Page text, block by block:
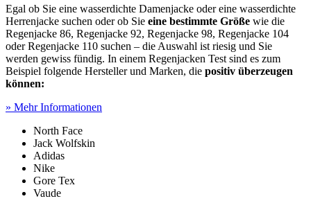
Egal ob Sie eine wasserdichte Damenjacke oder eine wasserdichte
Herrenjacke suchen oder ob Sie eine bestimmte Größe wie die
Regenjacke 86, Regenjacke 92, Regenjacke 98, Regenjacke 104
oder Regenjacke 110 suchen – die Auswahl ist riesig und Sie
werden gewiss fündig. In einem Regenjacken Testsind es zum
Beispiel folgende Hersteller und Marken, die positiv überzeugen
können:
» Mehr Informationen
North Face
Jack Wolfskin
Adidas
Nike
Gore Tex
Vaude